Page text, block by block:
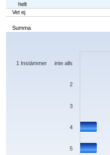
helt
Vet ej
Summa
Chart
The chart has 1 X axis displaying
5
4
3
2
1 Instämmer inte alls